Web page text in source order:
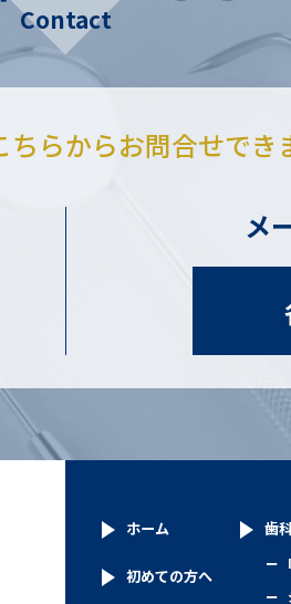
Contact
ちらからお問合せでき
メ
ホーム
初めての方へ
歯